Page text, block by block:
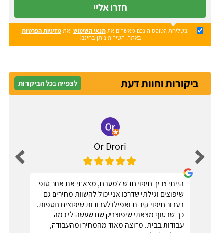
חזרו אליי
בשליחת הטופס הינכם מאשרים אתתנאי השימוש ואתמדיניות הפרטיות
באתר. השירות ניתן בחינם!
ביקורות וחוות דעת לצפייה בכל הביקורות
Or Drori
הייתי צריך חיפוי חדש למטבח, מצאתי את אתר טופ
שיפוצים וגילתי שדרכו אני יכול להשוות מחירים גם
בעבור חיפוי קירות ואפילו לעבודות שיפוצים נוספות.
כך שבסוף מצאתי שיפוצניק שם שעשה לי כמה
עבודות בבית. מרוצה מאוד מהמחיר ומהעבודה,